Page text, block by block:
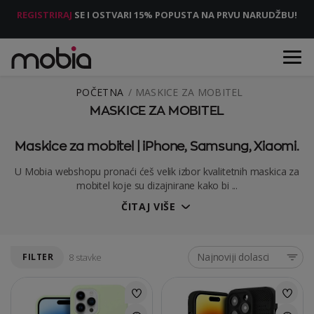
REGISTRIRAJ SE I OSTVARI 15% POPUSTA NA PRVU NARUDŽBU!
POČETNA MASKICE ZA MOBITEL
MASKICE ZA MOBITEL
Maskice za mobitel | iPhone, Samsung, Xiaomi.
U Mobia webshopu pronaći ćeš velik izbor kvalitetnih maskica za
mobitel koje su dizajnirane kako bi ...
ČITAJ VIŠE
FILTER 8 stavke Najnoviji dolasci